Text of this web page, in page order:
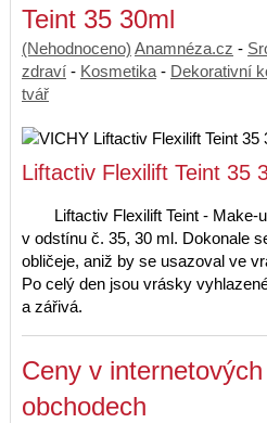
Teint 35 30ml
(Nehodnoceno) Anamnéza.cz -
zdraví - Kosmetika - Dekorativní
tvář
Liftactiv Flexilift Teint 35
Liftactiv Flexilift Teint -
v odstínu č. 35, 30 ml. Dokonale
obličeje, aniž by se usazoval ve
Po celý den jsou vrásky
a zářivá.
Ceny v
obchodech